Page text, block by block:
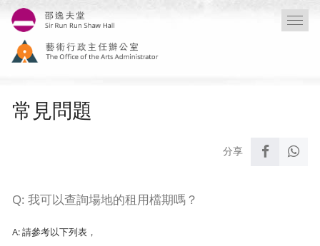
常見問題
Q: 我可以查詢場地的租用檔期嗎？
A: 請參考以下列表，